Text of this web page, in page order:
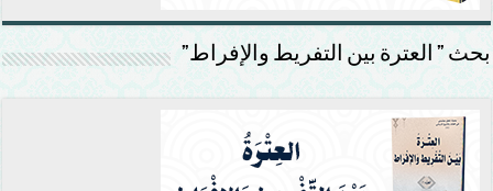
بحث ” العترة بين التفريط والإفراط”